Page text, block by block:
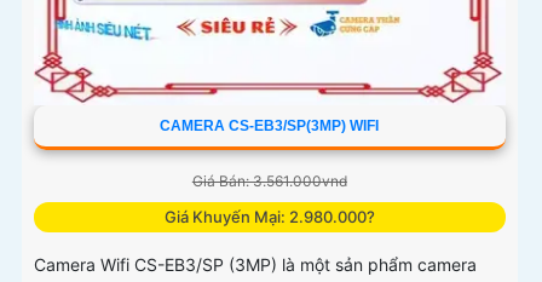
CAMERA CS-EB3/SP(3MP) WIFI
Giá Bán: 3.561.000vnd
Giá Khuyến Mại: 2.980.000?
Camera Wifi CS-EB3/SP (3MP) là một sản phẩm camera